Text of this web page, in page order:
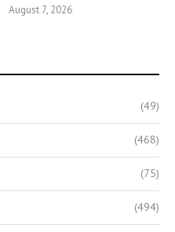
August 7, 2026
(49)
(468)
(75)
(494)